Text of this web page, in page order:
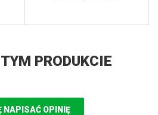
PRODUKCIE
NAPISAĆ OPINIĘ